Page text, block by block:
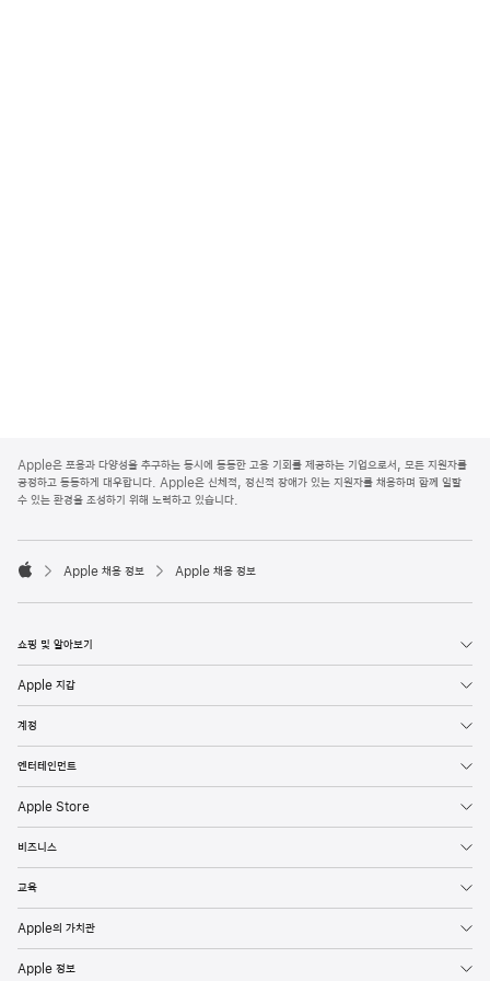
p
p
l
o
e
Apple은 포용과 다양성을 추구하는 동시에 동등한 고용 기회를 제공하는 기업으로서, 모든 지원자를
공정하고 동등하게 대우합니다. Apple은 신체적, 정신적 장애가 있는 지원자를 채용하며 함께 일할
수 있는 환경을 조성하기 위해 노력하고 있습니다.

p
l
Apple 채용 정보 Apple 채용 정보
쇼핑 및 알아보기
Apple 지갑
계정
엔터테인먼트
Apple Store
비즈니스
교육
Apple의 가치관
Apple 정보